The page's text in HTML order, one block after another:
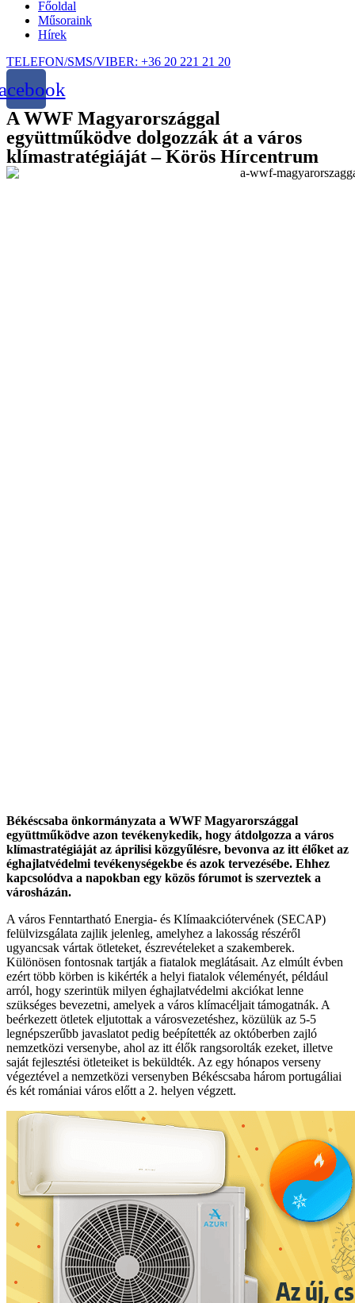
Főoldal
Műsoraink
Hírek
TELEFON/SMS/VIBER: +36 20 221 21 20
A WWF Magyarországgal
együttműködve dolgozzák át a város
klímastratégiáját – Körös Hírcentrum
Békéscsaba önkormányzata a WWF Magyarországgal
együttműködve azon tevékenykedik, hogy átdolgozza a város
klímastratégiáját az áprilisi közgyűlésre, bevonva az itt élőket az
éghajlatvédelmi tevékenységekbe és azok tervezésébe. Ehhez
kapcsolódva a napokban egy közös fórumot is szerveztek a
városházán.
A város Fenntartható Energia- és Klímaakciótervének (SECAP)
felülvizsgálata zajlik jelenleg, amelyhez a lakosság részéről
ugyancsak vártak ötleteket, észrevételeket a szakemberek.
Különösen fontosnak tartják a fiatalok meglátásait. Az elmúlt évben
ezért több körben is kikérték a helyi fiatalok véleményét, például
arról, hogy szerintük milyen éghajlatvédelmi akciókat lenne
szükséges bevezetni, amelyek a város klímacéljait támogatnák. A
beérkezett ötletek eljutottak a városvezetéshez, közülük az 5-5
legnépszerűbb javaslatot pedig beépítették az októberben zajló
nemzetközi versenybe, ahol az itt élők rangsorolták ezeket, illetve
saját fejlesztési ötleteiket is beküldték. Az egy hónapos verseny
végeztével a nemzetközi versenyben Békéscsaba három portugáliai
és két romániai város előtt a 2. helyen végzett.